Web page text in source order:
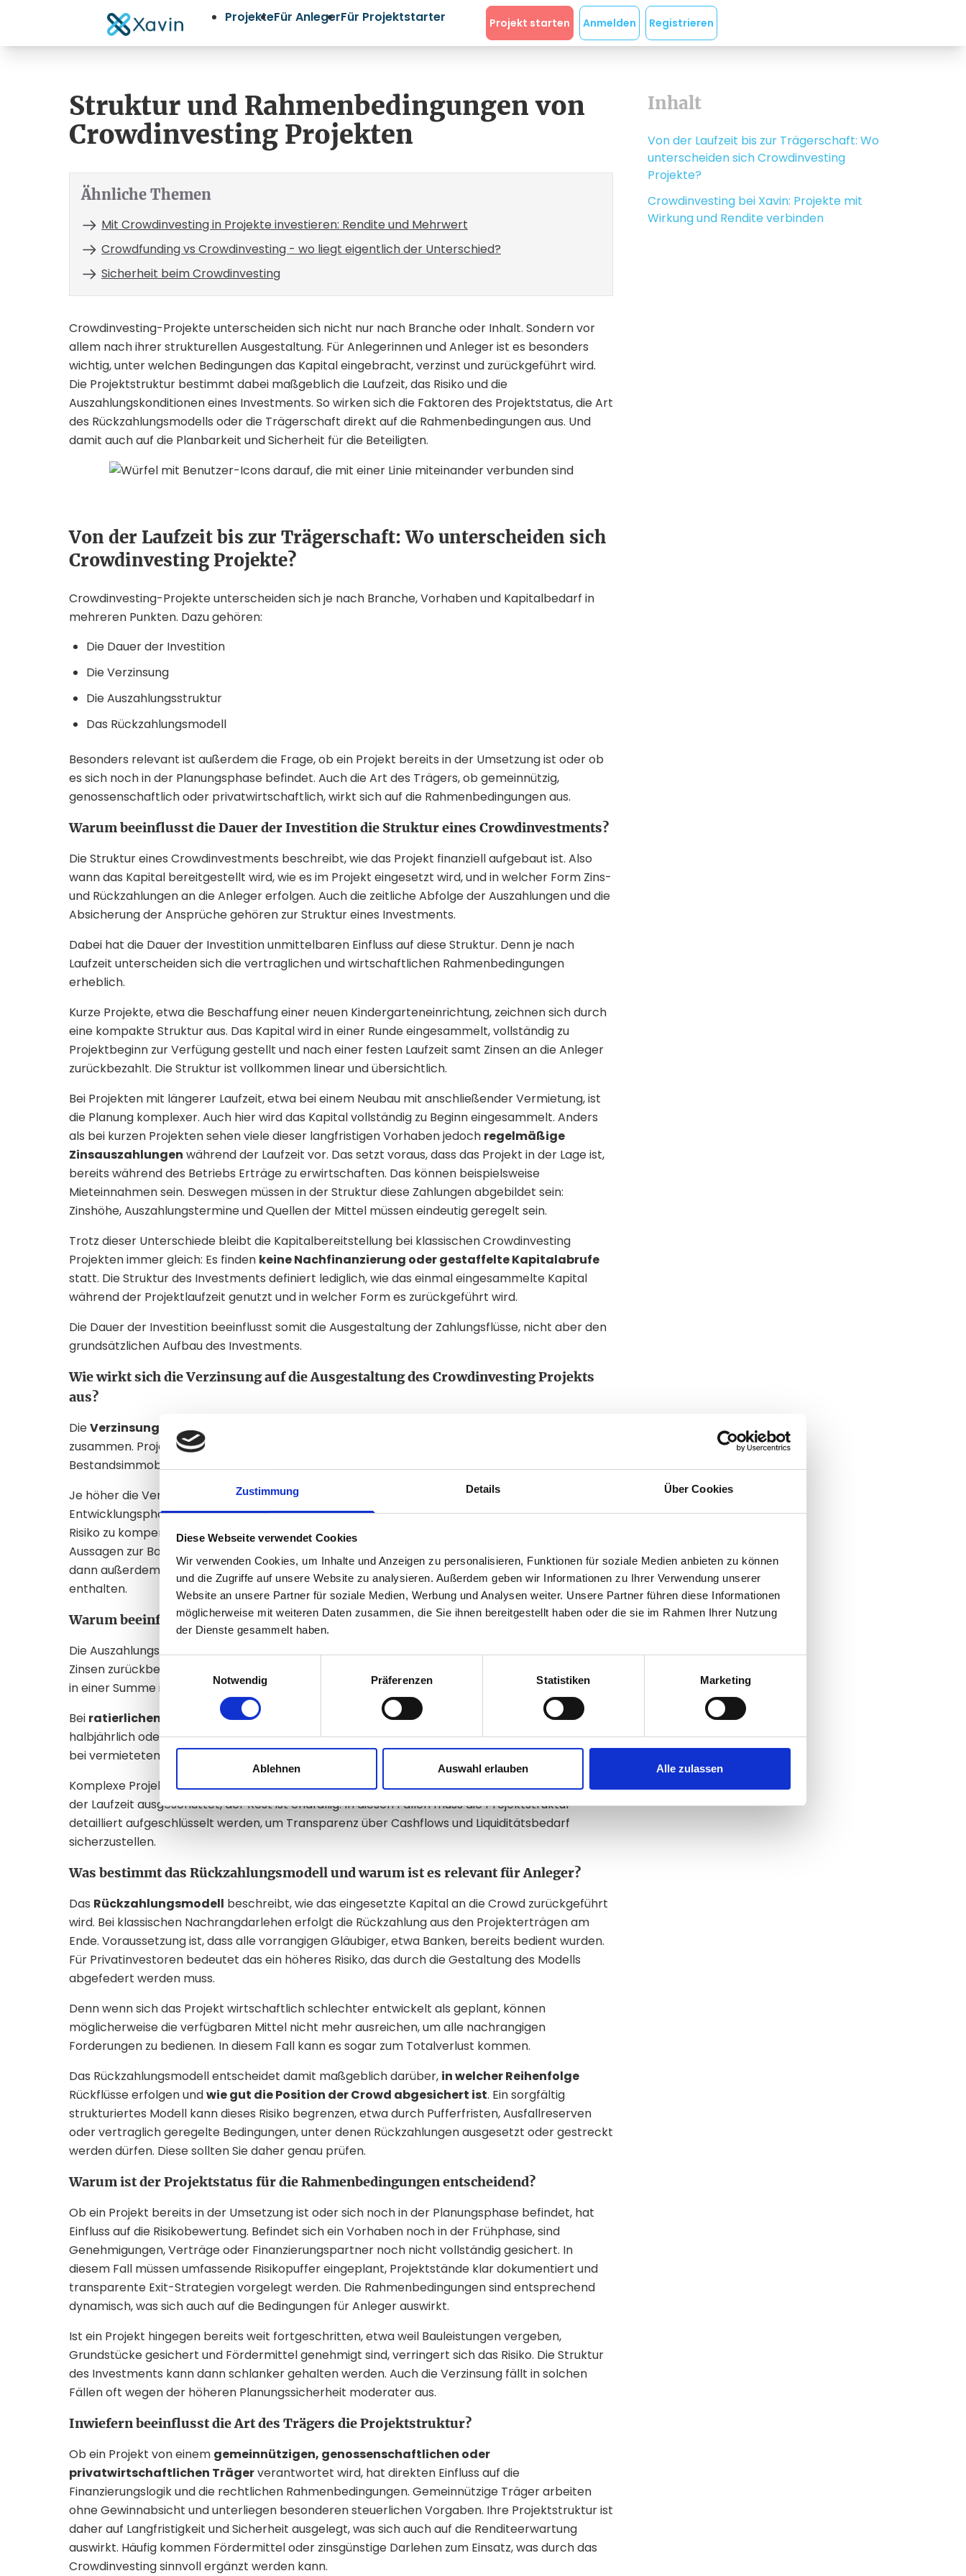
Zustimmung Details Über Cookies
Diese Webseite verwendet Cookies
Wir verwenden Cookies, um Inhalte und Anzeigen zu personalisieren, Funktionen für soziale Medien anbieten zu können
und die Zugriffe auf unsere Website zu analysieren. Außerdem geben wir Informationen zu Ihrer Verwendung unserer
Website an unsere Partner für soziale Medien, Werbung und Analysen weiter. Unsere Partner führen diese Informationen
möglicherweise mit weiteren Daten zusammen, die Sie ihnen bereitgestellt haben oder die sie im Rahmen Ihrer Nutzung
der Dienste gesammelt haben.
Notwendig
Präferenzen Statistiken Marketing
Ablehnen Auswahl erlauben Alle zulassen
ProjekteFür AnlegerFür Projektstarter Projekt starten Anmelden Registrieren
Struktur und Rahmenbedingungen von
Crowdinvesting Projekten
Ähnliche Themen
Mit Crowdinvesting in Projekte investieren: Rendite und Mehrwert
Crowdfunding vs Crowdinvesting - wo liegt eigentlich der Unterschied?
Sicherheit beim Crowdinvesting
Crowdinvesting-Projekte unterscheiden sich nicht nur nach Branche oder Inhalt. Sondern vor
allem nach ihrer strukturellen Ausgestaltung. Für Anlegerinnen und Anleger ist es besonders
wichtig, unter welchen Bedingungen das Kapital eingebracht, verzinst und zurückgeführt wird.
Die Projektstruktur bestimmt dabei maßgeblich die Laufzeit, das Risiko und die
Auszahlungskonditionen eines Investments. So wirken sich die Faktoren des Projektstatus, die Art
des Rückzahlungsmodells oder die Trägerschaft direkt auf die Rahmenbedingungen aus. Und
damit auch auf die Planbarkeit und Sicherheit für die Beteiligten.
Von der Laufzeit bis zur Trägerschaft: Wo unterscheiden sich
Crowdinvesting Projekte?
Crowdinvesting-Projekte unterscheiden sich je nach Branche, Vorhaben und Kapitalbedarf in
mehreren Punkten. Dazu gehören:
Die Dauer der Investition
Die Verzinsung
Die Auszahlungsstruktur
Das Rückzahlungsmodell
Besonders relevant ist außerdem die Frage, ob ein Projekt bereits in der Umsetzung ist oder ob
es sich noch in der Planungsphase befindet. Auch die Art des Trägers, ob gemeinnützig,
genossenschaftlich oder privatwirtschaftlich, wirkt sich auf die Rahmenbedingungen aus.
Warum beeinflusst die Dauer der Investition die Struktur eines Crowdinvestments?
Die Struktur eines Crowdinvestments beschreibt, wie das Projekt finanziell aufgebaut ist. Also
wann das Kapital bereitgestellt wird, wie es im Projekt eingesetzt wird, und in welcher Form Zins-
und Rückzahlungen an die Anleger erfolgen. Auch die zeitliche Abfolge der Auszahlungen und die
Absicherung der Ansprüche gehören zur Struktur eines Investments.
Dabei hat die Dauer der Investition unmittelbaren Einfluss auf diese Struktur. Denn je nach
Laufzeit unterscheiden sich die vertraglichen und wirtschaftlichen Rahmenbedingungen
erheblich.
Kurze Projekte, etwa die Beschaffung einer neuen Kindergarteneinrichtung, zeichnen sich durch
eine kompakte Struktur aus. Das Kapital wird in einer Runde eingesammelt, vollständig zu
Projektbeginn zur Verfügung gestellt und nach einer festen Laufzeit samt Zinsen an die Anleger
zurückbezahlt. Die Struktur ist vollkommen linear und übersichtlich.
Bei Projekten mit längerer Laufzeit, etwa bei einem Neubau mit anschließender Vermietung, ist
die Planung komplexer. Auch hier wird das Kapital vollständig zu Beginn eingesammelt. Anders
als bei kurzen Projekten sehen viele dieser langfristigen Vorhaben jedoch regelmäßige
Zinsauszahlungen während der Laufzeit vor. Das setzt voraus, dass das Projekt in der Lage ist,
bereits während des Betriebs Erträge zu erwirtschaften. Das können beispielsweise
Mieteinnahmen sein. Deswegen müssen in der Struktur diese Zahlungen abgebildet sein:
Zinshöhe, Auszahlungstermine und Quellen der Mittel müssen eindeutig geregelt sein.
Trotz dieser Unterschiede bleibt die Kapitalbereitstellung bei klassischen Crowdinvesting
Projekten immer gleich: Es finden keine Nachfinanzierung oder gestaffelte Kapitalabrufe
statt. Die Struktur des Investments definiert lediglich, wie das einmal eingesammelte Kapital
während der Projektlaufzeit genutzt und in welcher Form es zurückgeführt wird.
Die Dauer der Investition beeinflusst somit die Ausgestaltung der Zahlungsflüsse, nicht aber den
grundsätzlichen Aufbau des Investments.
Wie wirkt sich die Verzinsung auf die Ausgestaltung des Crowdinvesting Projekts
aus?
DieVerzinsung eines Crowdinvestments hängt direkt mit dem Risiko und der Laufzeit
zusammen. Projekte mit kurzer Laufzeit und klar kalkulierbarem Risiko, etwa eine vermietete
Bestandsimmobilie, werden häufig niedriger verzinst.
Je höher die Verzinsung, desto höher ist in der Regel auch das Risiko. Etwa durch längere
Entwicklungsphasen, ungesicherte Auszahlungen oder variable Projektergebnisse. Um dieses
Risiko zu kompensieren, müssen Emittenten zusätzliche Informationen bereitstellen. Das können
Aussagen zur Bonität, zum Projektstand oder zur Exitstrategie sein. Die Projektstruktur muss
dann außerdem Sicherungsrechte, Nachrangdarlehen oder besondere Rückzahlungsklauseln
enthalten.
Warum beeinflusst die Auszahlungsstruktur die Wahl der Projektform?
Die Auszahlungsstruktur legt fest, wann und in welcher Form Sie Ihr investiertes Kapital sowie
Zinsen zurückbekommen. Bei
in einer Summe inklusive Zinsen ausgezahlt.
Bei ratierlichen Auszahlungsstrukturen
bekommen Sie regelmäßige Zinszahlungen. Das kann
halbjährlich oder jährlich sein. Dies setzt aber stabile Zahlungsströme im Projekt voraus, etwa
bei vermieteten Immobilien oder bei Projekten mit laufenden Einnahmen.
Komplexe Projekte können zudemhybride Modellevorsehen: Ein Teil der Zinsen wird während
der Laufzeit ausgeschüttet, der Rest ist endfällig. In diesen Fällen muss die Projektstruktur
detailliert aufgeschlüsselt werden, um Transparenz über Cashflows und Liquiditätsbedarf
sicherzustellen.
Was bestimmt das Rückzahlungsmodell und warum ist es relevant für Anleger?
Das Rückzahlungsmodell beschreibt, wie das eingesetzte Kapital an die Crowd zurückgeführt
wird. Bei klassischen Nachrangdarlehen erfolgt die Rückzahlung aus den Projekterträgen am
Ende. Voraussetzung ist, dass alle vorrangigen Gläubiger, etwa Banken, bereits bedient wurden.
Für Privatinvestoren bedeutet das ein höheres Risiko, das durch die Gestaltung des Modells
abgefedert werden muss.
Denn wenn sich das Projekt wirtschaftlich schlechter entwickelt als geplant, können
möglicherweise die verfügbaren Mittel nicht mehr ausreichen, um alle nachrangigen
Forderungen zu bedienen. In diesem Fall kann es sogar zum Totalverlust kommen.
Das Rückzahlungsmodell entscheidet damit maßgeblich darüber, in welcher Reihenfolge
Rückflüsse erfolgen undwie gut die Position der Crowd abgesichert ist. Ein sorgfältig
strukturiertes Modell kann dieses Risiko begrenzen, etwa durch Pufferfristen, Ausfallreserven
oder vertraglich geregelte Bedingungen, unter denen Rückzahlungen ausgesetzt oder gestreckt
werden dürfen. Diese sollten Sie daher genau prüfen.
Warum ist der Projektstatus für die Rahmenbedingungen entscheidend?
Ob ein Projekt bereits in der Umsetzung ist oder sich noch in der Planungsphase befindet, hat
Einfluss auf die Risikobewertung. Befindet sich ein Vorhaben noch in der Frühphase, sind
Genehmigungen, Verträge oder Finanzierungspartner noch nicht vollständig gesichert. In
diesem Fall müssen umfassende Risikopuffer eingeplant, Projektstände klar dokumentiert und
transparente Exit-Strategien vorgelegt werden. Die Rahmenbedingungen sind entsprechend
dynamisch, was sich auch auf die Bedingungen für Anleger auswirkt.
Ist ein Projekt hingegen bereits weit fortgeschritten, etwa weil Bauleistungen vergeben,
Grundstücke gesichert und Fördermittel genehmigt sind, verringert sich das Risiko. Die Struktur
des Investments kann dann schlanker gehalten werden. Auch die Verzinsung fällt in solchen
Fällen oft wegen der höheren Planungssicherheit moderater aus.
Inwiefern beeinflusst die Art des Trägers die Projektstruktur?
Ob ein Projekt von einem gemeinnützigen, genossenschaftlichen oder
privatwirtschaftlichen Trägerverantwortet wird, hat direkten Einfluss auf die
Finanzierungslogik und die rechtlichen Rahmenbedingungen. Gemeinnützige Träger arbeiten
ohne Gewinnabsicht und unterliegen besonderen steuerlichen Vorgaben. Ihre Projektstruktur ist
daher auf Langfristigkeit und Sicherheit ausgelegt, was sich auch auf die Renditeerwartung
auswirkt. Häufig kommen Fördermittel oder zinsgünstige Darlehen zum Einsatz, was durch das
Crowdinvesting sinnvoll ergänzt werden kann.
Inhalt
Von der Laufzeit bis zur Trägerschaft: Wo
unterscheiden sich Crowdinvesting
Projekte?
Crowdinvesting bei Xavin: Projekte mit
Wirkung und Rendite verbinden